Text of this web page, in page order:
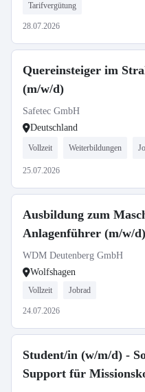
Tarifvergütung
28.07.2026
Quereinsteiger im
(m/w/d)
Safetec GmbH
Deutschland
Vollzeit Weiterbildungen
25.07.2026
Ausbildung zum
Anlagenführer (m/w/d)
WDM Deutenberg GmbH
Wolfshagen
Vollzeit Jobrad
24.07.2026
Student/in (w/m/d) -
Support für